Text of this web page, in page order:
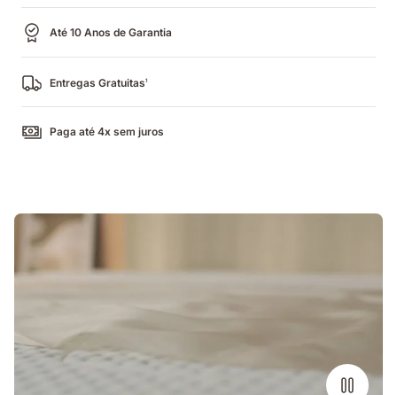
Até 10 Anos de Garantia
Entregas Gratuitas1
Paga até 4x sem juros